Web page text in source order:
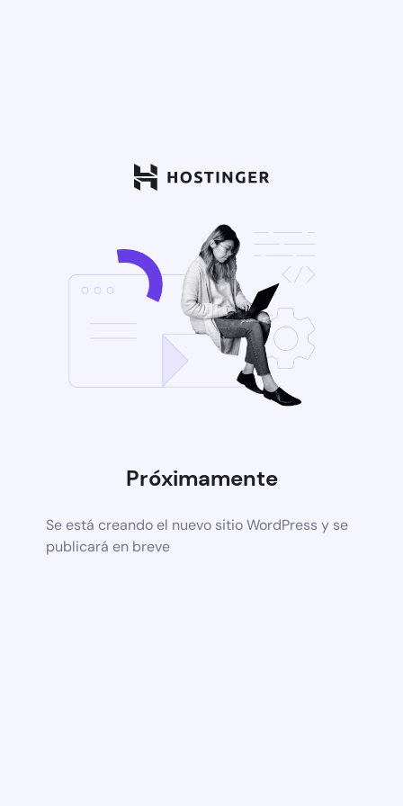
Próximamente
Se está creando el nuevo sitio WordPress y se
publicará en breve